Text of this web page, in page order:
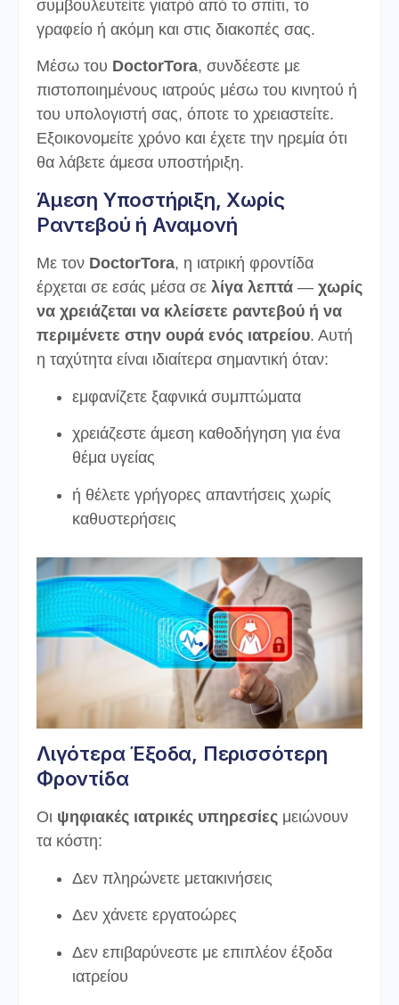
συμβουλευτείτε γιατρό από το σπίτι, το
γραφείο ή ακόμη και στις διακοπές σας.
Μέσω του DoctorTora, συνδέεστε με
πιστοποιημένους ιατρούς μέσω του κινητού ή
του υπολογιστή σας, όποτε το χρειαστείτε.
Εξοικονομείτε χρόνο και έχετε την ηρεμία ότι
θα λάβετε άμεσα υποστήριξη.
Άμεση Υποστήριξη, Χωρίς
Ραντεβού ή Αναμονή
Με τον DoctorTora, η ιατρική φροντίδα
έρχεται σε εσάς μέσα σε λίγα λεπτά — χωρίς
να χρειάζεται να κλείσετε ραντεβού ή να
περιμένετε στην ουρά ενός ιατρείου. Αυτή
η ταχύτητα είναι ιδιαίτερα σημαντική όταν:
εμφανίζετε ξαφνικά συμπτώματα
χρειάζεστε άμεση καθοδήγηση για ένα
θέμα υγείας
ή θέλετε γρήγορες απαντήσεις χωρίς
καθυστερήσεις
Λιγότερα Έξοδα, Περισσότερη
Φροντίδα
Οι ψηφιακές ιατρικές υπηρεσίες μειώνουν
τα κόστη:
Δεν πληρώνετε μετακινήσεις
Δεν χάνετε εργατοώρες
Δεν επιβαρύνεστε με επιπλέον έξοδα
ιατρείου